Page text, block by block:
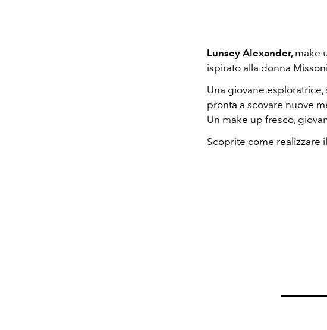
Lunsey Alexander, make
ispirato alla donna
Una giovane esploratrice,
pronta a scovare nuove
Un make up fresco,
Scoprite come realizzare